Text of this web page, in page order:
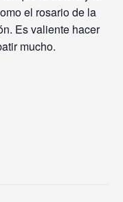
el rosario de la
Es valiente hacer
mucho.